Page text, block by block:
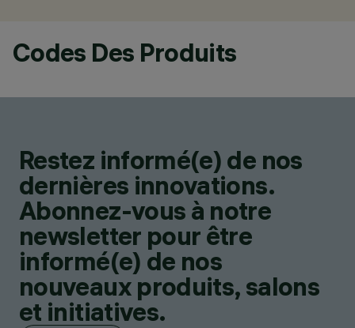
Codes Des Produits
Restez informé(e) de nos
dernières innovations.
Abonnez-vous à notre
newsletter pour être
informé(e) de nos
nouveaux produits, salons
et initiatives.